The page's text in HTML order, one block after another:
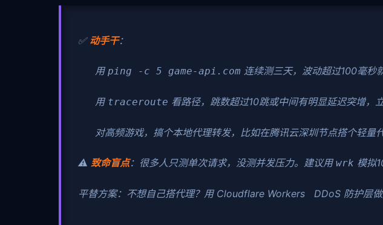
✅ 动手干：
用 ping -c 5 game-api.com 连续测三天，波动超过100毫秒
用 traceroute 看路径，跳数超过10跳或中间有明显延迟突增，
对高频游戏，搞个本地代理转发，比如在腾讯云深圳节点搭个轻量
⚠️ 致命盲点：很多人只测单次请求，没测并发压力。建议用 wrk 模拟
平替方案：不想自己搭代理？用 Cloudflare Workers DDoS 防护层做